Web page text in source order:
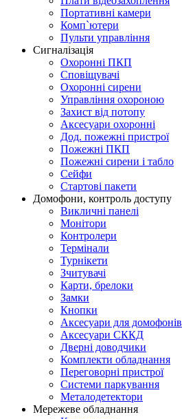
Портативні камери
Комп`ютери
Пульти управління
Сигналізація
Охоронні ПКП
Сповіщувачі
Охоронні сирени
Управління охороною
Захист від потопу
Аксесуари охоронні
Дод. пожежні пристрої
Пожежні ПКП
Пожежні сирени і табло
Сейфи
Стартові пакети
Домофони, контроль доступу
Викличні панелі
Монітори
Контролери
Термінали
Турнікети
Зчитувачі
Карти, брелоки
Замки
Кнопки
Аксесуари для домофонів
Аксесуари СККД
Дверні доводчики
Комплекти обладнання
Переговорні пристрої
Системи паркування
Металодетектори
Мережеве обладнання